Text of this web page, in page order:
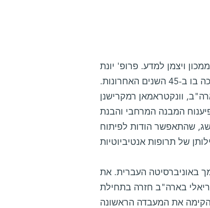
לפרופ' עדה יונת ממכון ויצמן למדע. פרופ' יונת
היא האישה הרביעית שזוכה בפרס נובל בכימיה, והאישה הראשונה שזוכה בו ב-45 השנים האחרונות.
וונקטראמאן רמקרישנן
המבנה המרחבי והבנת
שהתאפשר הודות לפיתוח
לימודי בוגר ומוסמך באוניברסיטה העברית. את
בארה"ב חזרה בתחילת
שם הקימה את המעבדה הראשונה